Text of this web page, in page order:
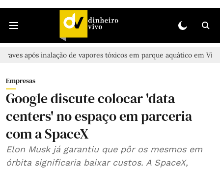
de vapores tóxicos em parque aquático em Vieira de Leiria
Empresas
Google discute colocar 'data
centers' no espaço em parceria
com a SpaceX
Elon Musk já garantiu que pôr os mesmos em
órbita significaria baixar custos. A SpaceX,